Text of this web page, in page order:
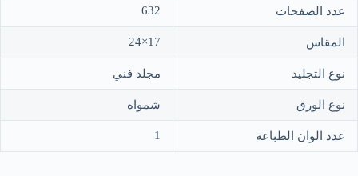
عدد الصفحات 632
المقاس 17×24
نوع التجليد مجلد فني
نوع الورق شمواه
عدد الوان الطباعة 1